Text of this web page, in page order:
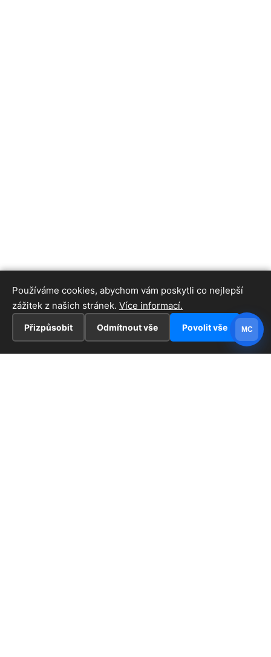
Používáme cookies, abychom vám poskytli co nejlepší
zážitek z našich stránek. Více informací.
Přizpůsobit Odmítnout vše Povolit vše MC